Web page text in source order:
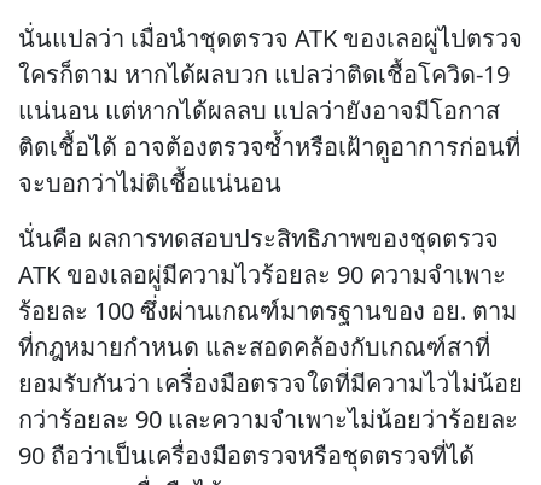
นั่นแปลว่า เมื่อนำชุดตรวจ ATK ของเลอผู่ไปตรวจ
ใครก็ตาม หากได้ผลบวก แปลว่าติดเชื้อโควิด-19
แน่นอน แต่หากได้ผลลบ แปลว่ายังอาจมีโอกาส
ติดเชื้อได้ อาจต้องตรวจซ้ำหรือเฝ้าดูอาการก่อนที่
จะบอกว่าไม่ติเชื้อแน่นอน
นั่นคือ ผลการทดสอบประสิทธิภาพของชุดตรวจ
ATK ของเลอผู่มีความไวร้อยละ 90 ความจำเพาะ
ร้อยละ 100 ซึ่งผ่านเกณฑ์มาตรฐานของ อย. ตาม
ที่กฎหมายกำหนด และสอดคล้องกับเกณฑ์สาที่
ยอมรับกันว่า เครื่องมือตรวจใดที่มีความไวไม่น้อย
กว่าร้อยละ 90 และความจำเพาะไม่น้อยว่าร้อยละ
90 ถือว่าเป็นเครื่องมือตรวจหรือชุดตรวจที่ได้